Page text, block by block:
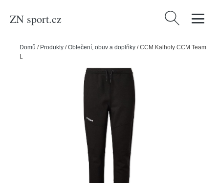
ZN sport.cz Vyhledávání
Domů / Produkty /Oblečení, obuv a doplňky /CCM Kalhoty CCM Team
Locker Room Cuffed Joggers SR, Senior, XS, černá